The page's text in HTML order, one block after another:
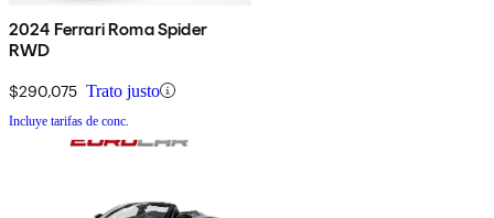
2024 Ferrari Roma Spider
RWD
$290,075 Trato justo
Incluye tarifas de conc.